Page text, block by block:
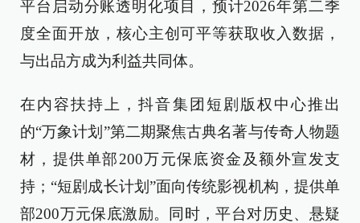
平台启动分账透明化项目，预计2026年第二季
度全面开放，核心主创可平等获取收入数据，
与出品方成为利益共同体。
在内容扶持上，抖音集团短剧版权中心推出
的“万象计划”第二期聚焦古典名著与传奇人物题
材，提供单部200万元保底资金及额外宣发支
持；“短剧成长计划”面向传统影视机构，提供单
部200万元保底激励。同时，平台对历史、悬疑